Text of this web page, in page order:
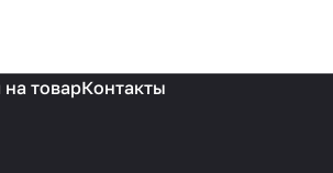
на товарКонтакты